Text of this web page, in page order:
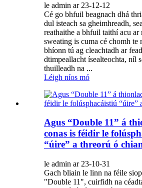
le admin ar 23-12-12
Cé go bhfuil beagnach dhá
dul isteach sa gheimhreadh,
reathaithe a bhfuil taithí acu ar
sweating is cuma cé chomh te
bhíonn tú ag cleachtadh ar
dtimpeallacht ísealteochta, níl
thuilleadh na ...
Léigh níos mó
Agus “Double 11” á
conas is féidir le
“úire” a threorú ó
le admin ar 23-10-31
Gach bliain le linn na féile
"Double 11", cuirfidh na